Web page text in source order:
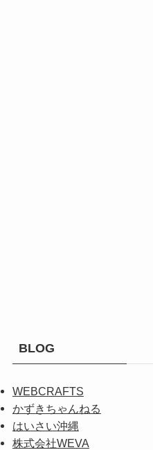
BLOG
WEBCRAFTS
かずきちゃんねる
はいさい沖縄
株式会社WEVA